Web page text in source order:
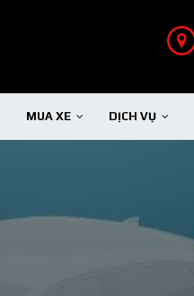
MUA XE DỊCH VỤ